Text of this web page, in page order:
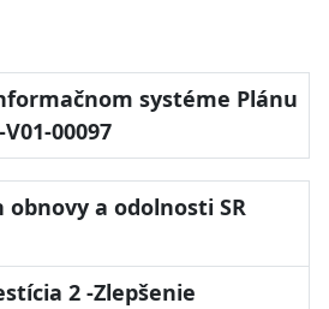
systéme Plánu
00097
obnovy a odolnosti SR
2 -Zlepšenie